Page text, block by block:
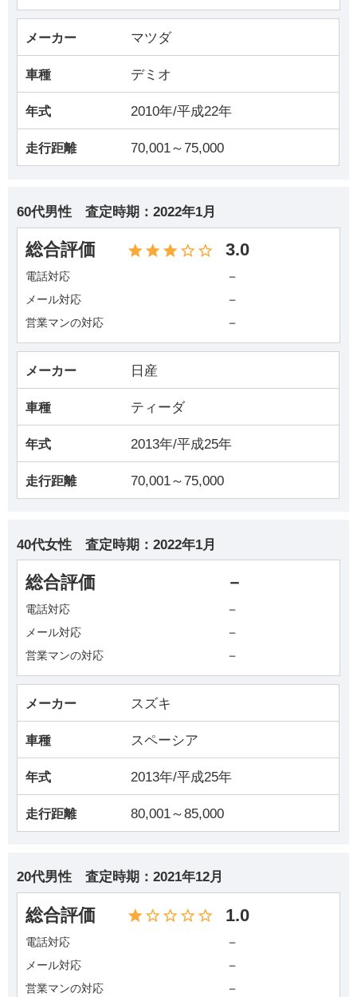
メーカー マツダ
車種 デミオ
年式 2010年/平成22年
走行距離 70,001～75,000
60代男性 査定時期： 2022年1月
総合評価 3.0
電話対応 －
メール対応 －
営業マンの対応 －
メーカー 日産
車種 ティーダ
年式 2013年/平成25年
走行距離 70,001～75,000
40代女性 査定時期： 2022年1月
総合評価 －
電話対応 －
メール対応 －
営業マンの対応 －
メーカー スズキ
車種 スペーシア
年式 2013年/平成25年
走行距離 80,001～85,000
20代男性 査定時期： 2021年12月
総合評価 1.0
電話対応 －
メール対応 －
営業マンの対応 －